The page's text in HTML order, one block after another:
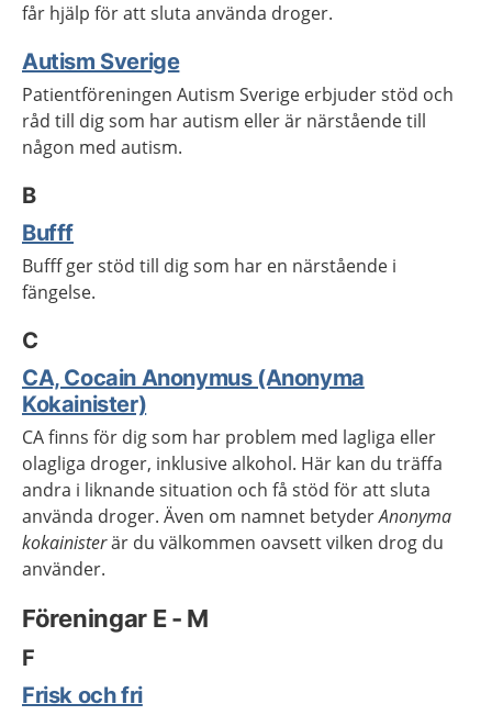
får hjälp för att sluta använda droger.
Autism Sverige
Patientföreningen Autism Sverige erbjuder stöd och
råd till dig som har autism eller är närstående till
någon med autism.
B
Bufff
Bufff ger stöd till dig som har en närstående i
fängelse.
C
CA, Cocain Anonymus (Anonyma
Kokainister)
CA finns för dig som har problem med lagliga eller
olagliga droger, inklusive alkohol. Här kan du träffa
andra i liknande situation och få stöd för att sluta
använda droger. Även om namnet betyderAnonyma
kokainisterär du välkommen oavsett vilken drog du
använder.
Föreningar E - M
F
Frisk och fri